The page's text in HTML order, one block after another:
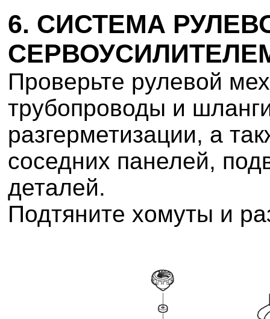
6. СИСТЕМА
Проверьте рулевой
трубопроводы и
разгерметизации, а
соседних панелей,
деталей.
Подтяните хомуты и